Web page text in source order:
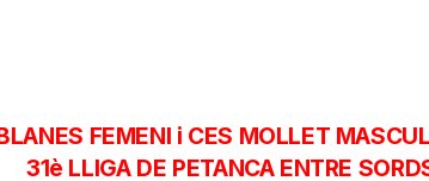
FEMENI i CES MOLLET
31è LLIGA DE PETANCA ENTRE